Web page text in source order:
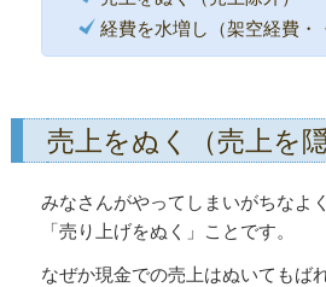
経費を水増し（架空経費・
売上をぬく（売上を隠
みなさんがやってしまいがちなよ
「売り上げをぬく」ことです。
なぜか現金での売上はぬいてもば